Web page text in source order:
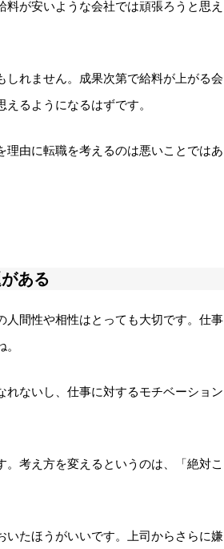
が安いような会社では頑張ろうと思え
れません。成果次第で給料が上がる会
るようになるはずです。
由に転職を考えるのは悪いことではあ
ある
人間性や相性はとっても大切です。仕事
れないし、仕事に対するモチベーション
考え方を変えるというのは、「絶対こ
たほうがいいです。上司からさらに嫌